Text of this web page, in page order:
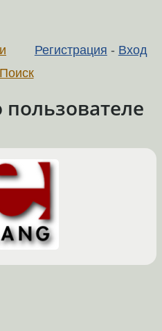
Регистрация - Вход
Поиск